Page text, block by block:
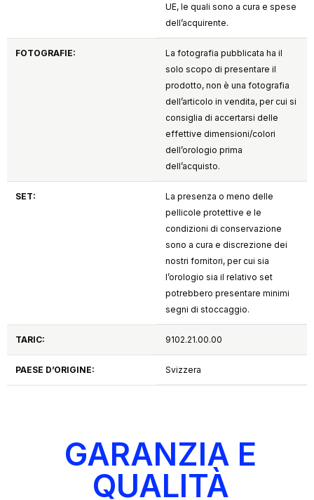
UE, le quali sono a cura e spese
dell’acquirente.
FOTOGRAFIE:
La fotografia pubblicata ha il
solo scopo di presentare il
prodotto, non è una fotografia
dell’articolo in vendita, per cui si
consiglia di accertarsi delle
effettive dimensioni/colori
dell’orologio prima
dell’acquisto.
SET:
La presenza o meno delle
pellicole protettive e le
condizioni di conservazione
sono a cura e discrezione dei
nostri fornitori, per cui sia
l’orologio sia il relativo set
potrebbero presentare minimi
segni di stoccaggio.
TARIC: 9102.21.00.00
PAESE D’ORIGINE: Svizzera
GARANZIA E
QUALITÀ